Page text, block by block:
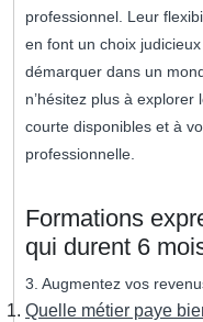
professionnel. Leur
en font un choix
démarquer dans un
n’hésitez plus à
courte disponibles et à
professionnelle.
Formations
qui durent 6
3. Augmentez vos
Quelle métier paye